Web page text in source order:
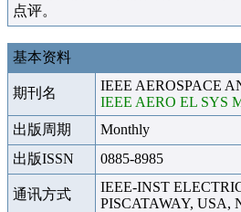
点评。
基本资料
期刊名
IEEE AEROSPACE
IEEE AERO EL SYS
出版周期
Monthly
出版ISSN
0885-8985
通讯方式
IEEE-INST
PISCATAWAY, USA,